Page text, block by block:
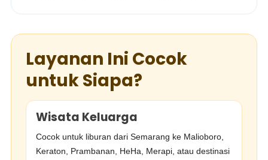
Layanan Ini Cocok
untuk Siapa?
Wisata Keluarga
Cocok untuk liburan dari Semarang ke Malioboro,
Keraton, Prambanan, HeHa, Merapi, atau destinasi